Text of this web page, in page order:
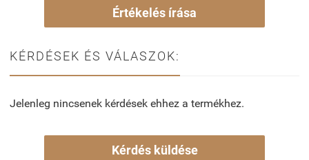
Értékelés írása
KÉRDÉSEK ÉS VÁLASZOK:
Jelenleg nincsenek kérdések ehhez a termékhez.
Kérdés küldése